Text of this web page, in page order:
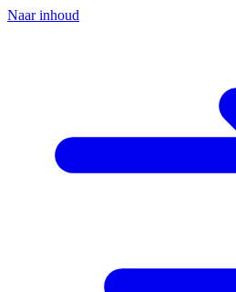
Naar inhoud